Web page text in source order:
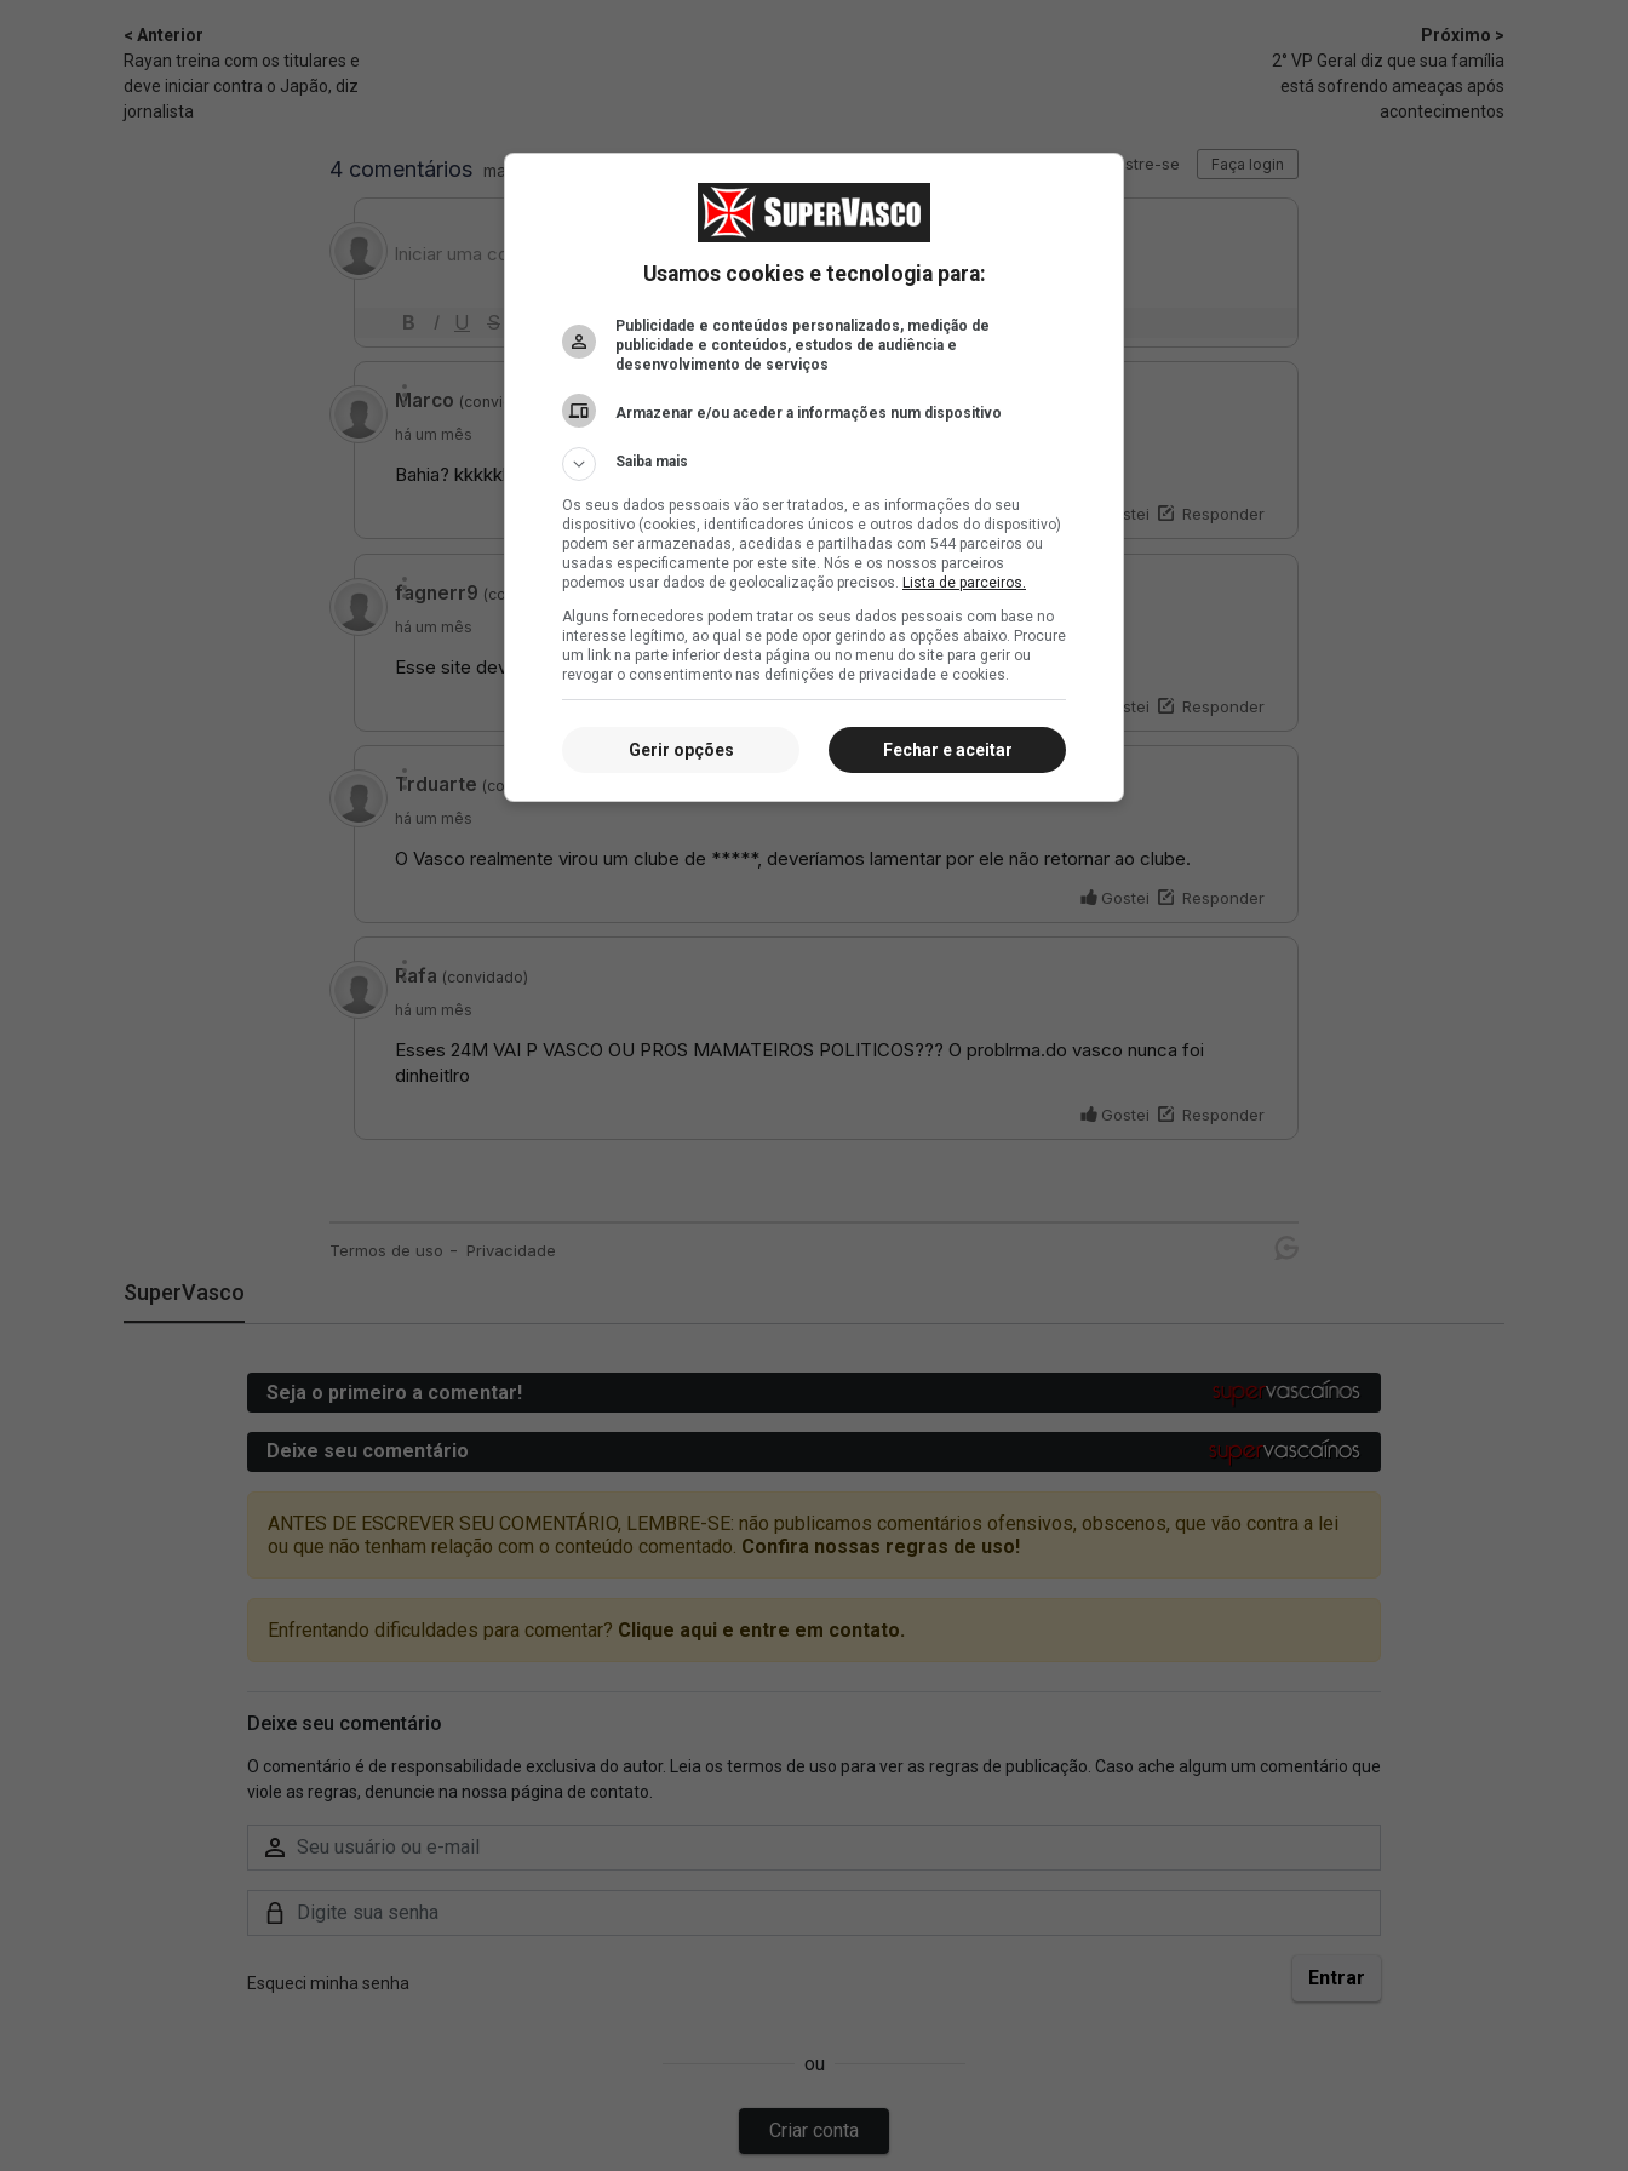
< Anterior
Rayan treina com os titulares e
deve iniciar contra o Japão, diz
jornalista
Próximo >
2° VP Geral diz que sua família
está sofrendo ameaças após
acontecimentos
SuperVasco
Usamos cookies e tecnologia para:
Publicidade e conteúdos personalizados, medição de
publicidade e conteúdos, estudos de audiência e
desenvolvimento de serviços
Armazenar e/ou aceder a informações num dispositivo
Saiba mais
Os seus dados pessoais vão ser tratados, e as informações do seu
dispositivo (cookies, identificadores únicos e outros dados do dispositivo)
podem ser armazenadas, acedidas e partilhadas com 544 parceiros ou
usadas especificamente por este site. Nós e os nossos parceiros
podemos usar dados de geolocalização precisos. Lista de parceiros.
Alguns fornecedores podem tratar os seus dados pessoais com base no
interesse legítimo, ao qual se pode opor gerindo as opções abaixo. Procure
um link na parte inferior desta página ou no menu do site para gerir ou
revogar o consentimento nas definições de privacidade e cookies.
Fechar e aceitar
Gerir opções